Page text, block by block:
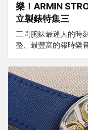
樂！ARMIN
立製錶特集三
三問腕錶最迷人的時
整、最豐富的報時樂